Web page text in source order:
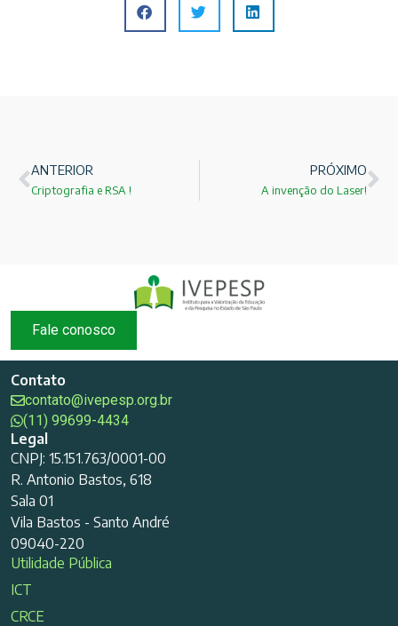
ANTERIOR
Criptografia e RSA !
PRÓXIMO
A invenção do Laser!
Fale conosco
Contato
contato@ivepesp.org.br
(11) 99699-4434
Legal
CNPJ: 15.151.763/0001-00
R. Antonio Bastos, 618
Sala 01
Vila Bastos - Santo André
09040-220
Utilidade Pública
ICT
CRCE